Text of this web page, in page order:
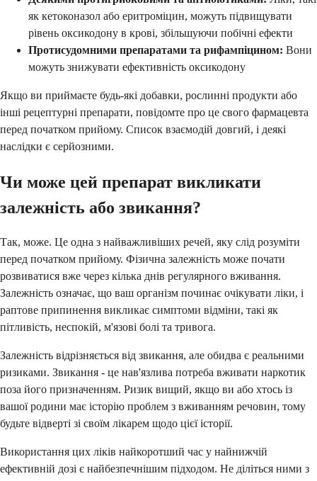
як кетоконазол або еритроміцин, можуть підвищувати
рівень оксикодону в крові, збільшуючи побічні ефекти
Протисудомними препаратами та рифампіцином: Вони
можуть знижувати ефективність оксикодону
Якщо ви приймаєте будь-які добавки, рослинні продукти або
інші рецептурні препарати, повідомте про це свого фармацевта
перед початком прийому. Список взаємодій довгий, і деякі
наслідки є серйозними.
Чи може цей препарат викликати
залежність або звикання?
Так, може. Це одна з найважливіших речей, яку слід розуміти
перед початком прийому. Фізична залежність може почати
розвиватися вже через кілька днів регулярного вживання.
Залежність означає, що ваш організм починає очікувати ліки, і
раптове припинення викликає симптоми відміни, такі як
пітливість, неспокій, м'язові болі та тривога.
Залежність відрізняється від звикання, але обидва є реальними
ризиками. Звикання - це нав'язлива потреба вживати наркотик
поза його призначенням. Ризик вищий, якщо ви або хтось із
вашої родини має історію проблем з вживанням речовин, тому
будьте відверті зі своїм лікарем щодо цієї історії.
Використання цих ліків найкоротший час у найнижчій
ефективній дозі є найбезпечнішим підходом. Не діліться ними з